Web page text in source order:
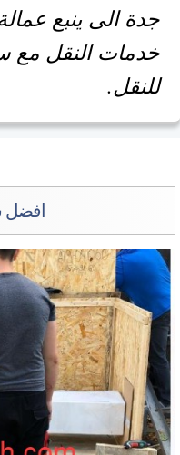
جدة الى ينبع
خدمات النقل مع
للنقل.
افضل